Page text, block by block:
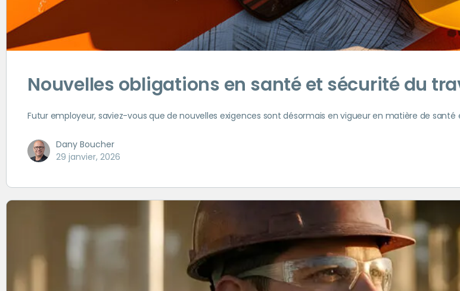
Nouvelles obligations en santé et sécurité du
Futur employeur, saviez-vous que de nouvelles exigences sont désormais en vigueur en matière de
Dany Boucher
29 janvier, 2026